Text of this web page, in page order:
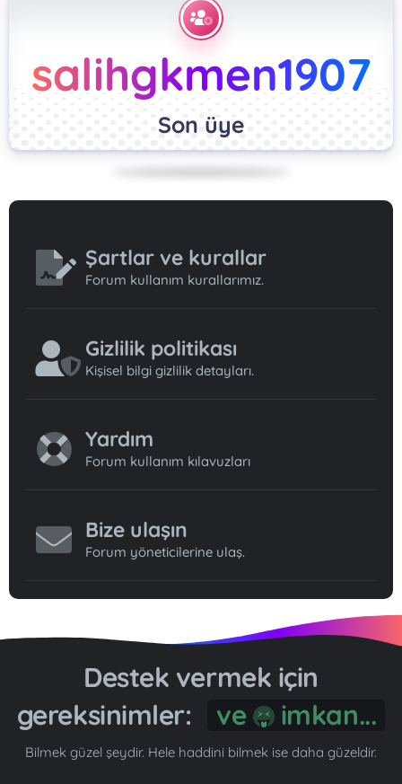
salihgkmen1907
Son üye
Şartlar ve kurallar
Forum kullanım kurallarımız.
Gizlilik politikası
Kişisel bilgi gizlilik detayları.
Yardım
Forum kullanım kılavuzları
Bize ulaşın
Forum yöneticilerine ulaş.
Destek vermek için
gereksinimler:
ve imkan...
Bilmek güzel şeydir. Hele haddini bilmek ise daha güzeldir.